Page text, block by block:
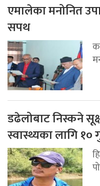
एमालेका मनोनित
सपथ
डढेलोबाट निस्कने
स्वास्थ्यका लागि